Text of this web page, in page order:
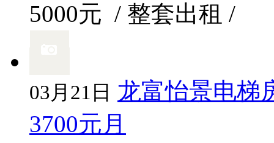
5000元 / 整套出租 /
03月21日 龙富怡景电梯
3700元月